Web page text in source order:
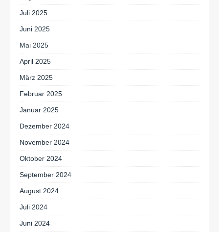
Juli 2025
Juni 2025
Mai 2025
April 2025
März 2025
Februar 2025
Januar 2025
Dezember 2024
November 2024
Oktober 2024
September 2024
August 2024
Juli 2024
Juni 2024